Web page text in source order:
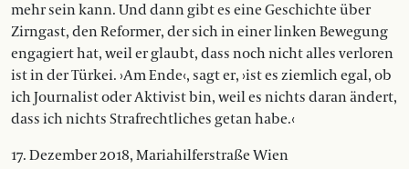
mehr sein kann. Und dann gibt es eine Geschichte über
Zirngast, den Reformer, der sich in einer linken Bewegung
engagiert hat, weil er glaubt, dass noch nicht alles verloren
ist in der Türkei. ›Am Ende‹, sagt er, ›ist es ziemlich egal, ob
ich Journalist oder Aktivist bin, weil es nichts daran ändert,
dass ich nichts Strafrechtliches getan habe.‹
17. Dezember 2018, Mariahilferstraße Wien